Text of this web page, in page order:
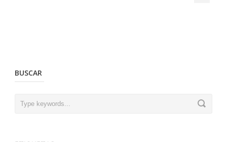
Certified Internet Associate, Junos(JNCIA-Junos) a powerful
creation Juniper JN0-102 Exam Guide have been affirmed. There
BUSCAR